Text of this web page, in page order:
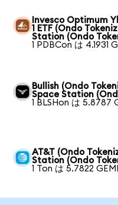
Invesco Optimum
1 ETF (Ondo
Station (Ondo
1 PDBCon は 4.1931
Bullish (Ondo
Space Station
1 BLSHon は 5.8787
AT&T (Ondo
Station (Ondo
1 Ton は 5.7822